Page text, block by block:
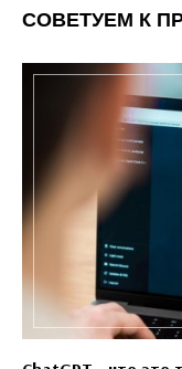
СОВЕТУЕМ К